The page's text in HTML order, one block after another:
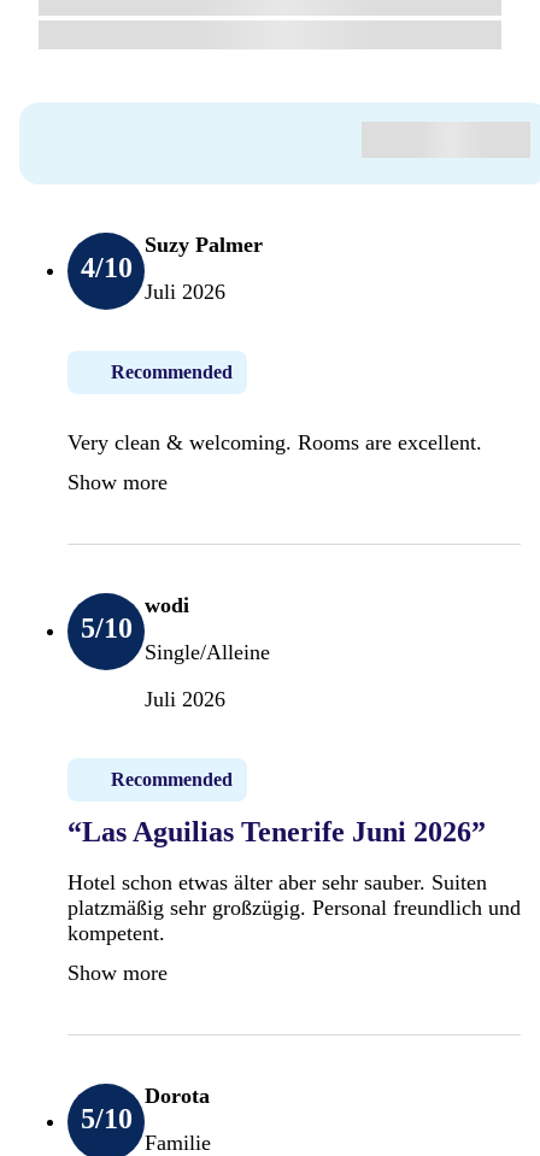
4/10
Suzy Palmer
Juli 2026
Recommended
Very clean & welcoming. Rooms are excellent.
Show more
5/10
wodi
Single/Alleine
Juli 2026
Recommended
“Las Aguilias Tenerife Juni 2026”
Hotel schon etwas älter aber sehr sauber. Suiten
platzmäßig sehr großzügig. Personal freundlich und
kompetent.
Show more
5/10
Dorota
Familie